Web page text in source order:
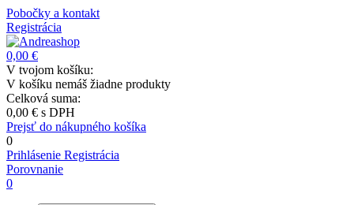
Pobočky a kontakt
Registrácia
0,00 €
V tvojom košíku:
V košíku nemáš žiadne produkty
Celková suma:
0,00 € s DPH
Prejsť do nákupného košíka
0
Prihlásenie Registrácia
Porovnanie
0